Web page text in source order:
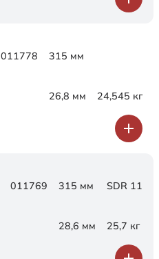
011778 315 мм
26,8 мм 24,545 кг
011769 315 мм SDR 11
28,6 мм 25,7 кг